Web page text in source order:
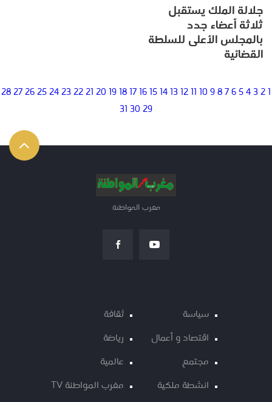
جلالة الملك يستقبل
ثلاثة أعضاء جدد
بالمجلس الأعلى للسلطة
القضائية
1
2
3
4
5
6
7
8
9
10
11
12
13
14
15
16
17
18
19
20
21
22
23
24
25
26
27
28
29
30
31
مغرب المواطنة
سياسة
اقتصاد و أعمال
مجتمع
انشطة ملكية
ثقافة
رياضة
عالمية
مغرب المواطنة TV